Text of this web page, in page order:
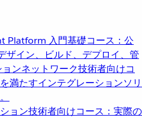
Platform 入門基礎コース：公
ザイン、ビルド、デプロイ、管
ンネットワーク技術者向けコ
満たすインテグレーションソリ
ョン技術者向けコース：実際の